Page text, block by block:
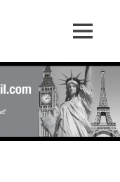
MENU